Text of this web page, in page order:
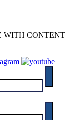
WITH CONTENT